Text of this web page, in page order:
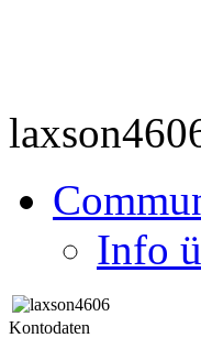
Info
Kontodaten